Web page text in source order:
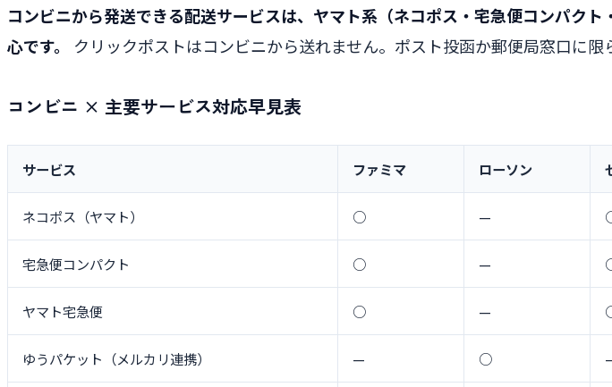
コンビニから発送できる配送サービスは、ヤマト系（ネコポス・宅急便コンパク
心です。
クリックポストはコンビニから送れません。ポスト投函か郵便局窓口に限
コンビニ × 主要サービス対応早見表
サービス ファミマ ローソン
ネコポス（ヤマト） ○ —
宅急便コンパクト ○ —
ヤマト宅急便 ○ —
ゆうパケット（メルカリ連携） — ○